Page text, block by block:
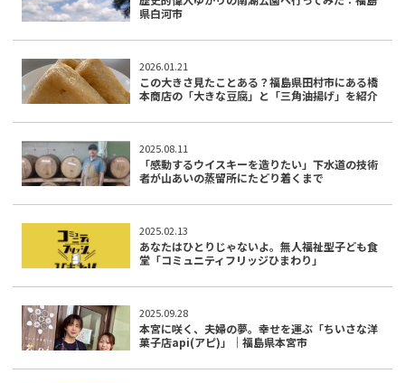
県白河市
2026.01.21
この大きさ見たことある？福島県田村市にある橋
本商店の「大きな豆腐」と「三角油揚げ」を紹介
2025.08.11
「感動するウイスキーを造りたい」下水道の技術
者が山あいの蒸留所にたどり着くまで
2025.02.13
あなたはひとりじゃないよ。無人福祉型子ども食
堂「コミュニティフリッジひまわり」
2025.09.28
本宮に咲く、夫婦の夢。幸せを運ぶ「ちいさな洋
菓子店api(アピ)」｜福島県本宮市